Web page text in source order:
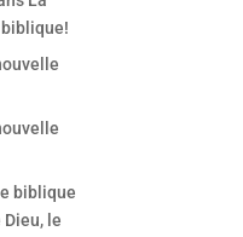
Outlook Live
biblique
Dieu, le